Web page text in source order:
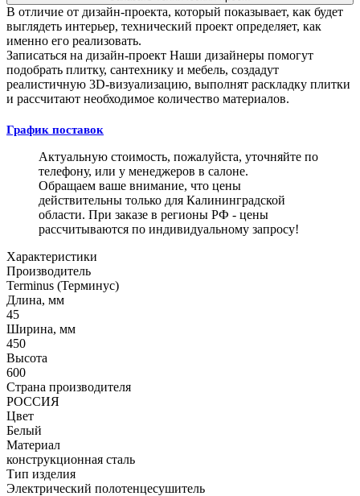
В отличие от дизайн-проекта, который показывает, как будет
выглядеть интерьер, технический проект определяет, как
именно его реализовать.
Записаться на дизайн-проект Наши дизайнеры помогут
подобрать плитку, сантехнику и мебель, создадут
реалистичную 3D-визуализацию, выполнят раскладку плитки
и рассчитают необходимое количество материалов.
График поставок
Актуальную стоимость, пожалуйста, уточняйте по
телефону, или у менеджеров в салоне.
Обращаем ваше внимание, что цены
действительны только для Калининградской
области. При заказе в регионы РФ - цены
рассчитываются по индивидуальному запросу!
Характеристики
Производитель
Terminus (Терминус)
Длина, мм
45
Ширина, мм
450
Высота
600
Страна производителя
РОССИЯ
Цвет
Белый
Материал
конструкционная сталь
Тип изделия
Электрический полотенцесушитель